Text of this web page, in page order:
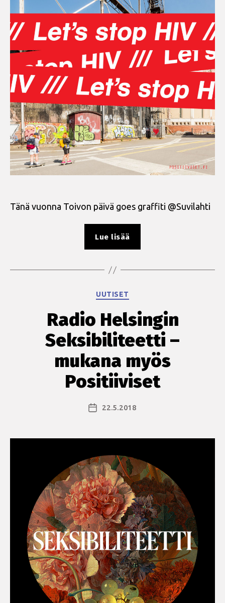
Tänä vuonna Toivon päivä goes graffiti @Suvilahti
Lue lisää
HIV!”
Kategoriat
UUTISET
Radio Helsingin
Seksibiliteetti –
mukana myös
Positiiviset
Julkaisupäivämäärä
22.5.2018